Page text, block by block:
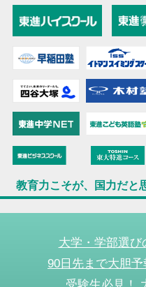
教育力こそが、国力だと
大学・学部選び
90日先まで大胆